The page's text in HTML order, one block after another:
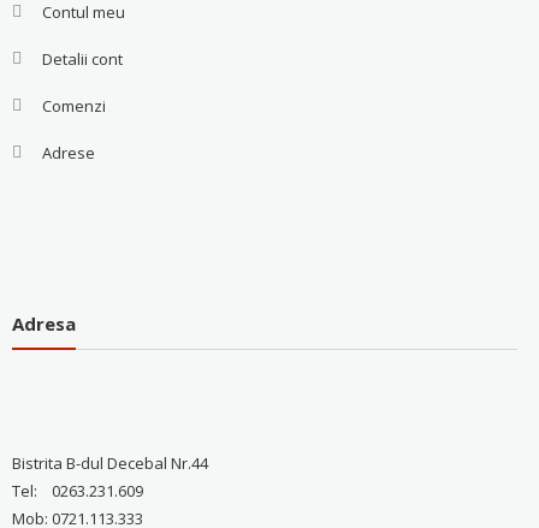
Contul meu
Detalii cont
Comenzi
Adrese
Adresa
Bistrita B-dul Decebal Nr.44
Tel: 0263.231.609
Mob: 0721.113.333